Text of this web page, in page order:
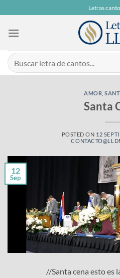
to
content
Letras
AMOR ,
Santa
POSTED ON 12
12
Sep
//Santa cena esto es